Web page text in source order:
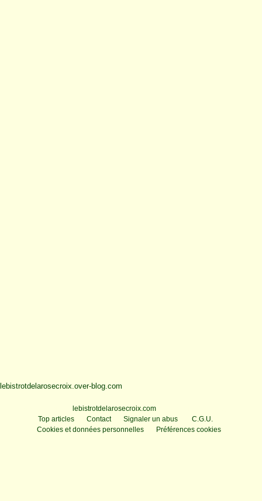
lebistrotdelarosecroix.over-blog.com
lebistrotdelarosecroix.com
Top articles
Contact Signaler un abus
C.G.U.
Cookies et données personnelles
Préférences cookies